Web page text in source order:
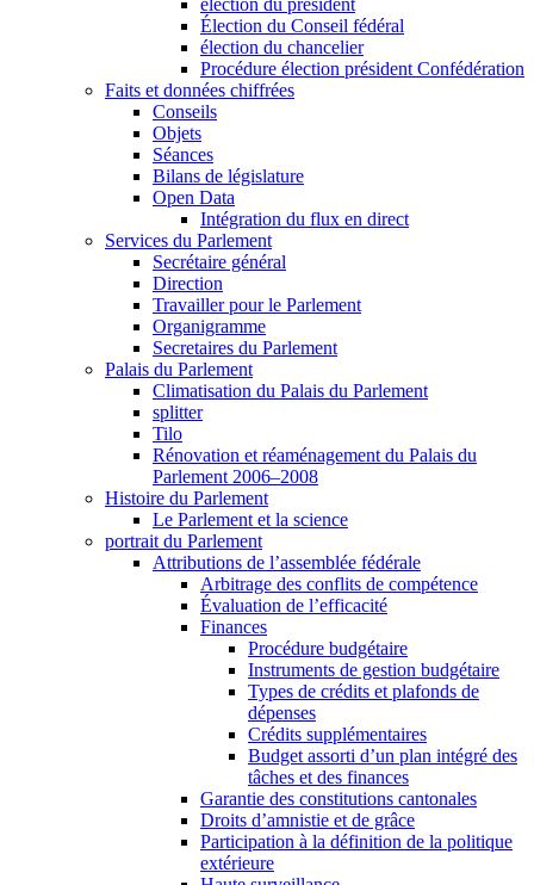
élection du président
Élection du Conseil fédéral
élection du chancelier
Procédure élection président Confédération
Faits et données chiffrées
Conseils
Objets
Séances
Bilans de législature
Open Data
Intégration du flux en direct
Services du Parlement
Secrétaire général
Direction
Travailler pour le Parlement
Organigramme
Secretaires du Parlement
Palais du Parlement
Climatisation du Palais du Parlement
splitter
Tilo
Rénovation et réaménagement du Palais du
Parlement 2006–2008
Histoire du Parlement
Le Parlement et la science
portrait du Parlement
Attributions de l’assemblée fédérale
Arbitrage des conflits de compétence
Évaluation de l’efficacité
Finances
Procédure budgétaire
Instruments de gestion budgétaire
Types de crédits et plafonds de
dépenses
Crédits supplémentaires
Budget assorti d’un plan intégré des
tâches et des finances
Garantie des constitutions cantonales
Droits d’amnistie et de grâce
Participation à la définition de la politique
extérieure